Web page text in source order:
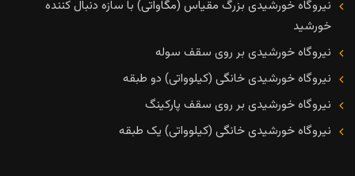
نیروگاه خورشیدی بزرگ مقیاس (مگاواتی) با سازه دنبال کننده
خورشید
نیروگاه خورشیدی بر روی سقف سوله
نیروگاه خورشیدی خانگی (کیلوواتی) دو طبقه
نیروگاه خورشیدی بر روی سقف پارکینگ
نیروگاه خورشیدی خانگی (کیلوواتی) یک طبقه